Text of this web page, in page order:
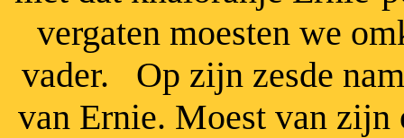
vergaten moesten we
vader. Op zijn zesde
van Ernie. Moest van zijn